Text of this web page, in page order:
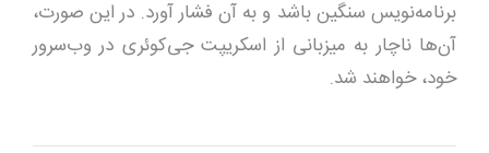
برنامه‌نویس سنگین باشد و به آن فشار آورد. در این صورت،
آن‌ها ناچار به میزبانی از اسکریپت جی‌کوئری در وب‌سرور
خود، خواهند شد.